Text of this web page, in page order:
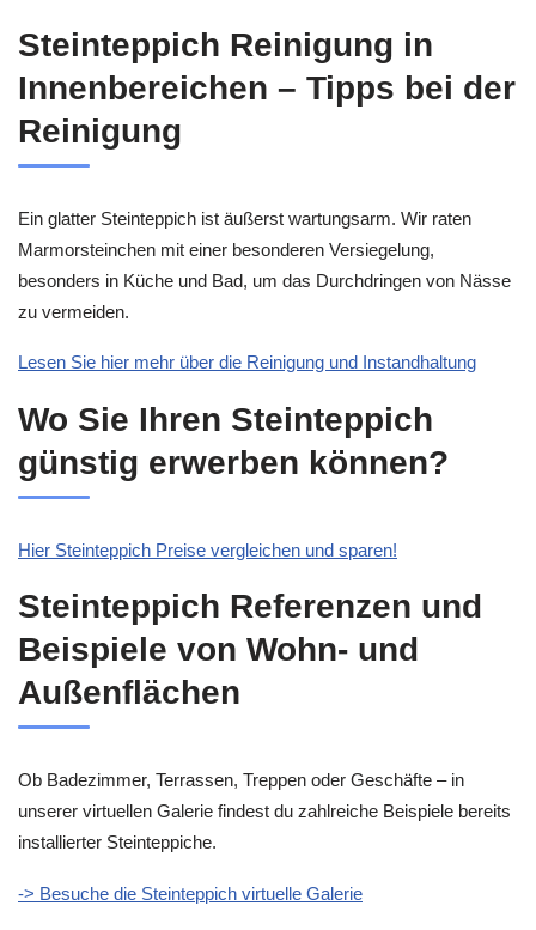
Steinteppich Reinigung in
Innenbereichen – Tipps bei der
Reinigung
Ein glatter Steinteppich ist äußerst wartungsarm. Wir raten
Marmorsteinchen mit einer besonderen Versiegelung,
besonders in Küche und Bad, um das Durchdringen von Nässe
zu vermeiden.
Lesen Sie hier mehr über die Reinigung und Instandhaltung
Wo Sie Ihren Steinteppich
günstig erwerben können?
Hier Steinteppich Preise vergleichen und sparen!
Steinteppich Referenzen und
Beispiele von Wohn- und
Außenflächen
Ob Badezimmer, Terrassen, Treppen oder Geschäfte – in
unserer virtuellen Galerie findest du zahlreiche Beispiele bereits
installierter Steinteppiche.
-> Besuche die Steinteppich virtuelle Galerie